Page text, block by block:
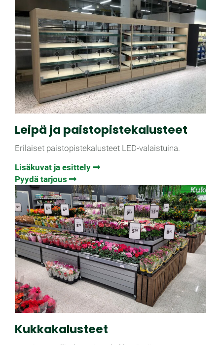
Leipä ja paistopiste­kalusteet
Erilaiset paistopistekalusteet LED-valaistuina.
Lisäkuvat ja esittely
Pyydä tarjous
Kukka­kalusteet